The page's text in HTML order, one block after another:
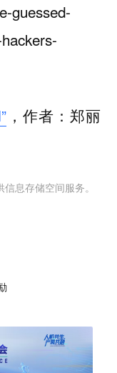
guessed-
，作者：郑丽
息存储空间服务。